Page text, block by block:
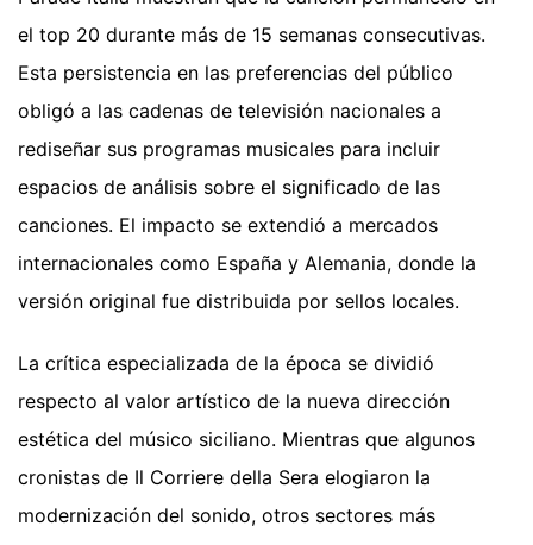
el top 20 durante más de 15 semanas consecutivas.
Esta persistencia en las preferencias del público
obligó a las cadenas de televisión nacionales a
rediseñar sus programas musicales para incluir
espacios de análisis sobre el significado de las
canciones. El impacto se extendió a mercados
internacionales como España y Alemania, donde la
versión original fue distribuida por sellos locales.
La crítica especializada de la época se dividió
respecto al valor artístico de la nueva dirección
estética del músico siciliano. Mientras que algunos
cronistas de Il Corriere della Sera elogiaron la
modernización del sonido, otros sectores más